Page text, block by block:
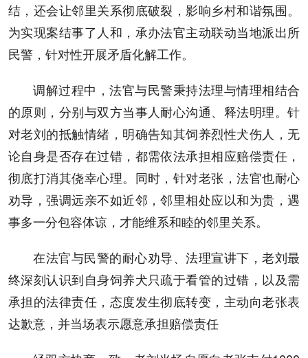
结，还会让邻里关系彻底破裂，影响乡村和谐氛围。
为实现案结事了人和，承办法官主动联动当地派出所
民警，针对性开展矛盾化解工作。
调解过程中，法官与民警秉持法理与情理相结合
的原则，分别与双方当事人耐心沟通、释法明理。针
对老刘的抵触情绪，明确告知其饲养烈性犬伤人，无
论自身是否存在过错，都需依法承担相应赔偿责任，
彻底打消其侥幸心理。同时，针对老张，法官也耐心
劝导，强调远亲不如近邻，邻里相处应以和为贵，遇
事多一分包容体谅，才能维系和睦的邻里关系。
在法官与民警的耐心劝导、法理宣讲下，老刘最
终深刻认识到自身饲养犬只疏于看管的过错，以及需
承担的法律责任，态度发生彻底转变，主动向老张表
达歉意，并当场表示愿意承担赔偿责任